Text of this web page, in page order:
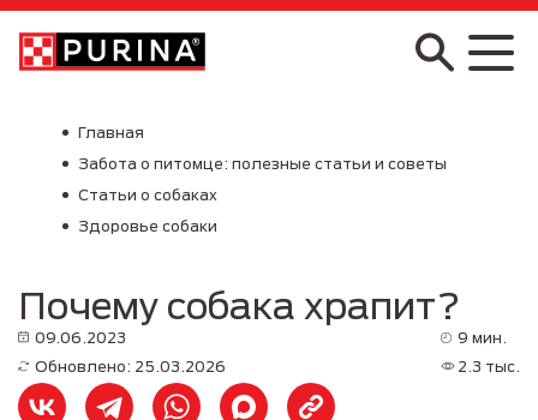
Skip to main content
Главная
Забота о питомце: полезные статьи и советы
Статьи о собаках
Здоровье собаки
Почему собака храпит?
09.06.2023
9 мин.
Обновлено: 25.03.2026
2.3 тыс.